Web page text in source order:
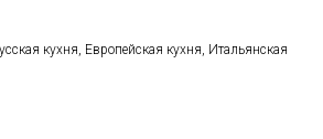
кухня, Европейская кухня, Итальянская